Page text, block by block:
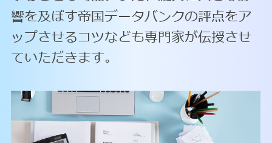
響を及ぼす帝国データバンクの評点をア
ップさせるコツなども専門家が伝授させ
ていただきます。